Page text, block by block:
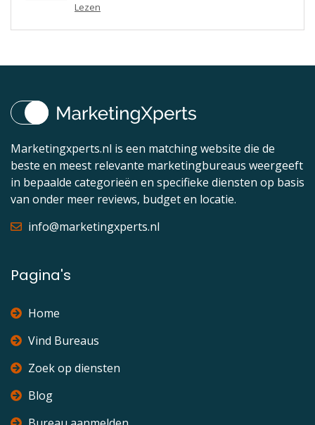
Lezen
Marketingxperts.nl is een matching website die de
beste en meest relevante marketingbureaus weergeeft
in bepaalde categorieën en specifieke diensten op basis
van onder meer reviews, budget en locatie.
info@marketingxperts.nl
Pagina's
Home
Vind Bureaus
Zoek op diensten
Blog